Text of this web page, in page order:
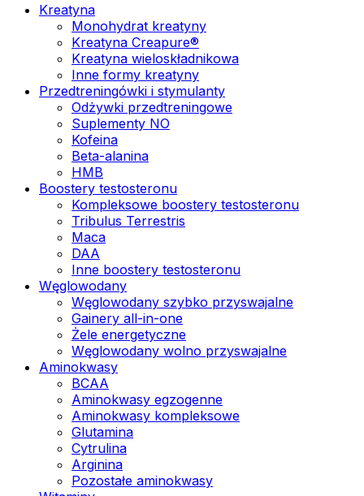
Kreatyna
Monohydrat kreatyny
Kreatyna Creapure®
Kreatyna wieloskładnikowa
Inne formy kreatyny
Przedtreningówki i stymulanty
Odżywki przedtreningowe
Suplementy NO
Kofeina
Beta-alanina
HMB
Boostery testosteronu
Kompleksowe boostery testosteronu
Tribulus Terrestris
Maca
DAA
Inne boostery testosteronu
Węglowodany
Węglowodany szybko przyswajalne
Gainery all-in-one
Żele energetyczne
Węglowodany wolno przyswajalne
Aminokwasy
BCAA
Aminokwasy egzogenne
Aminokwasy kompleksowe
Glutamina
Cytrulina
Arginina
Pozostałe aminokwasy